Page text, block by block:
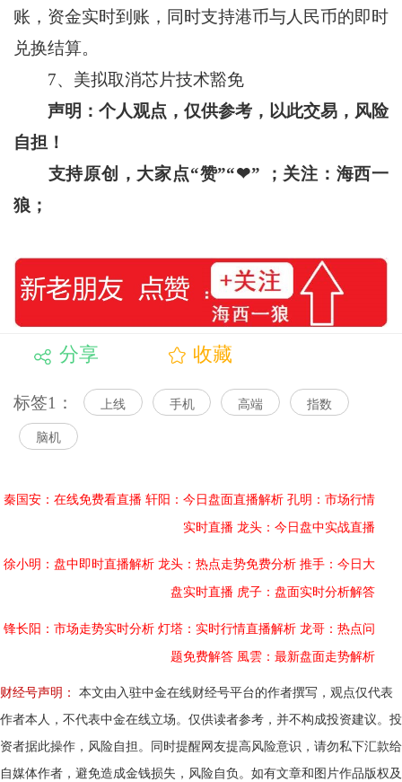
账，资金实时到账，同时支持港币与人民币的即时
兑换结算。
7、美拟取消芯片技术豁免
声明：个人观点，仅供参考，以此交易，风险
自担！
支持原创，大家点“赞”“❤”
；关注：海西一
狼；
分享 收藏
标签1： 上线 手机 高端 指数
脑机
秦国安：在线免费看直播 轩阳：今日盘面直播解析 孔明：市场行情
实时直播 龙头：今日盘中实战直播
徐小明：盘中即时直播解析 龙头：热点走势免费分析 推手：今日大
盘实时直播 虎子：盘面实时分析解答
锋长阳：市场走势实时分析 灯塔：实时行情直播解析 龙哥：热点问
题免费解答 風雲：最新盘面走势解析
财经号声明：
本文由入驻中金在线财经号平台的作者撰写，观点仅代表
作者本人，不代表中金在线立场。仅供读者参考，并不构成投资建议。投
资者据此操作，风险自担。同时提醒网友提高风险意识，请勿私下汇款给
自媒体作者，避免造成金钱损失，风险自负。如有文章和图片作品版权及